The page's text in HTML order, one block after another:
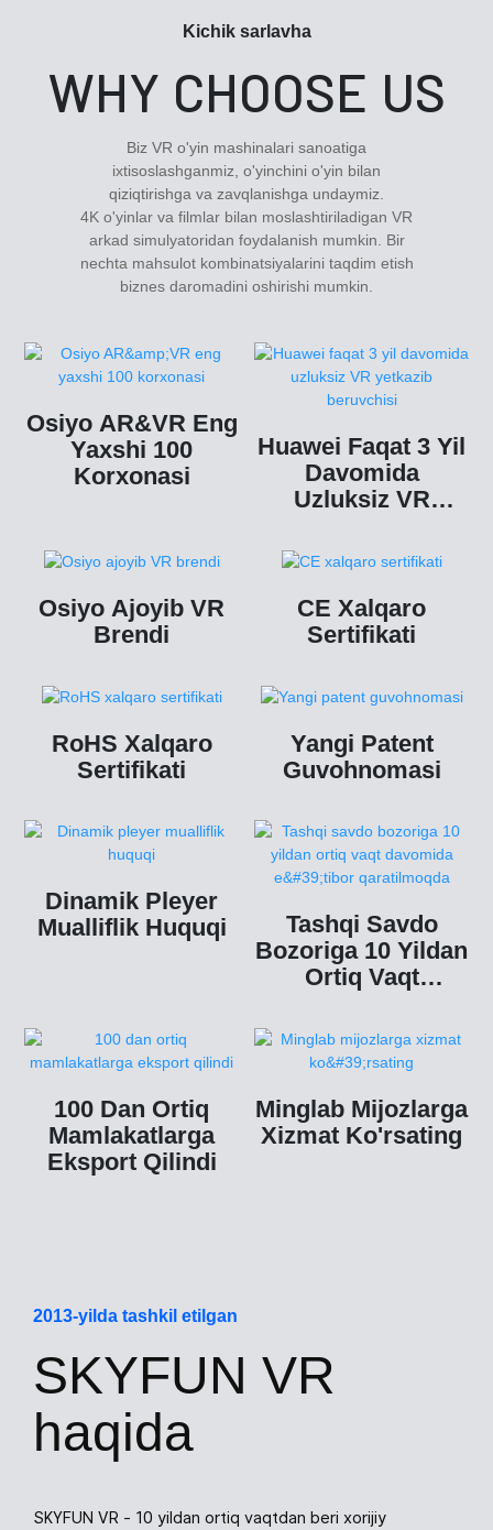
Kichik sarlavha
WHY CHOOSE US
Biz VR o'yin mashinalari sanoatiga
ixtisoslashganmiz, o'yinchini o'yin bilan
qiziqtirishga va zavqlanishga undaymiz.
4K o'yinlar va filmlar bilan moslashtiriladigan VR
arkad simulyatoridan foydalanish mumkin. Bir
nechta mahsulot kombinatsiyalarini taqdim etish
biznes daromadini oshirishi mumkin.
Osiyo AR&VR Eng
Yaxshi 100
Korxonasi
Huawei Faqat 3 Yil
Davomida
Uzluksiz VR
Beruvchisi
Osiyo Ajoyib VR
Brendi
CE Xalqaro
Sertifikati
RoHS Xalqaro
Sertifikati
Yangi Patent
Guvohnomasi
Dinamik Pleyer
Mualliflik Huquqi
Tashqi Savdo
Bozoriga 10 Yildan
Ortiq Vaqt
Qaratilmoqda
100 Dan Ortiq
Mamlakatlarga
Eksport Qilindi
Minglab Mijozlarga
Xizmat Ko'rsating
2013-yilda tashkil etilgan
SKYFUN VR
haqida
SKYFUN VR - 10 yildan ortiq vaqtdan beri xorijiy